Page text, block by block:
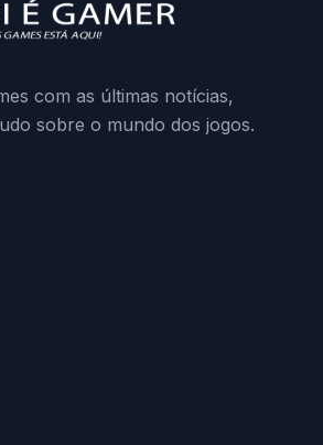
com as últimas notícias,
sobre o mundo dos jogos.